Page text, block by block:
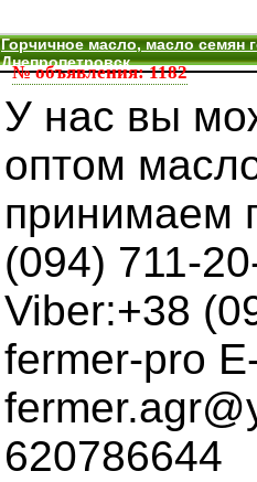
№ объявления: 1182
Горчичное масло, масло семян
Днепропетровск
У нас вы
оптом
принимаем
(094) 711-
Viber:+38
fermer-pro
620786644